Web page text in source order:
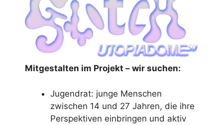
Mitgestalten im Projekt – wir suchen:
Jugendrat: junge Menschen
zwischen 14 und 27 Jahren, die ihre
Perspektiven einbringen und aktiv